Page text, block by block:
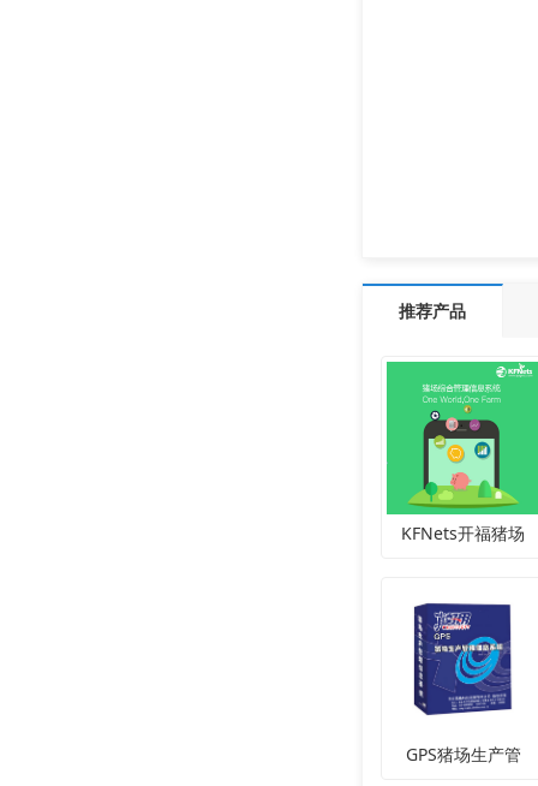
推荐产品
KFNets开福猪场
GPS猪场生产管